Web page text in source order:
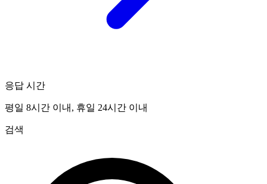
응답 시간
평일 8시간 이내, 휴일 24시간 이내
검색